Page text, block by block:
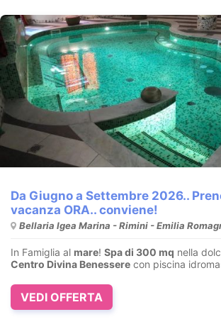
Da Giugno a Settembre 2026..
vacanza ORA.. conviene!
Bellaria Igea Marina - Rimini - Emilia
In Famiglia al mare! Spa di 300 mq nella
Centro Divina Benessere con piscina
VEDI OFFERTA